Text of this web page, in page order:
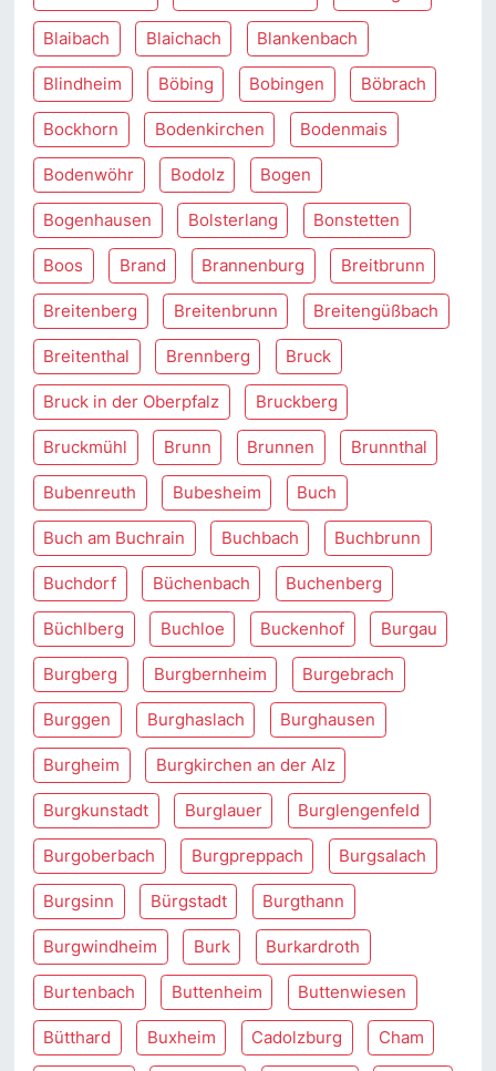
Blaibach Blaichach Blankenbach
Blindheim Böbing Bobingen Böbrach
Bockhorn Bodenkirchen Bodenmais
Bodenwöhr Bodolz Bogen
Bogenhausen Bolsterlang Bonstetten
Boos Brand Brannenburg Breitbrunn
Breitenberg Breitenbrunn Breitengüßbach
Breitenthal Brennberg Bruck
Bruck in der Oberpfalz Bruckberg
Bruckmühl Brunn Brunnen Brunnthal
Bubenreuth Bubesheim Buch
Buch am Buchrain Buchbach Buchbrunn
Buchdorf Büchenbach Buchenberg
Büchlberg Buchloe Buckenhof Burgau
Burgberg Burgbernheim Burgebrach
Burggen Burghaslach Burghausen
Burgheim Burgkirchen an der Alz
Burgkunstadt Burglauer Burglengenfeld
Burgoberbach Burgpreppach Burgsalach
Burgsinn Bürgstadt Burgthann
Burgwindheim Burk Burkardroth
Burtenbach Buttenheim Buttenwiesen
Bütthard Buxheim Cadolzburg Cham